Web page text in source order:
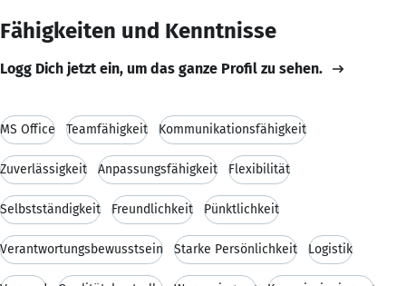
Fähigkeiten und Kenntnisse
Logg Dich jetzt ein, um das ganze Profil zu sehen.
MS Office Teamfähigkeit Kommunikationsfähigkeit
Zuverlässigkeit Anpassungsfähigkeit Flexibilität
Selbstständigkeit Freundlichkeit Pünktlichkeit
Verantwortungsbewusstsein Starke Persönlichkeit Logistik